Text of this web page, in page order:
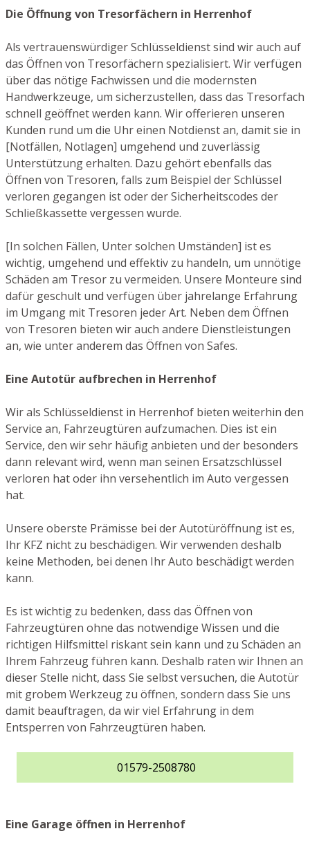
Die Öffnung von Tresorfächern in Herrenhof
Als vertrauenswürdiger Schlüsseldienst sind wir auch auf
das Öffnen von Tresorfächern spezialisiert. Wir verfügen
über das nötige Fachwissen und die modernsten
Handwerkzeuge, um sicherzustellen, dass das Tresorfach
schnell geöffnet werden kann. Wir offerieren unseren
Kunden rund um die Uhr einen Notdienst an, damit sie in
[Notfällen, Notlagen] umgehend und zuverlässig
Unterstützung erhalten. Dazu gehört ebenfalls das
Öffnen von Tresoren, falls zum Beispiel der Schlüssel
verloren gegangen ist oder der Sicherheitscodes der
Schließkassette vergessen wurde.
[In solchen Fällen, Unter solchen Umständen] ist es
wichtig, umgehend und effektiv zu handeln, um unnötige
Schäden am Tresor zu vermeiden. Unsere Monteure sind
dafür geschult und verfügen über jahrelange Erfahrung
im Umgang mit Tresoren jeder Art. Neben dem Öffnen
von Tresoren bieten wir auch andere Dienstleistungen
an, wie unter anderem das Öffnen von Safes.
Eine Autotür aufbrechen in Herrenhof
Wir als Schlüsseldienst in Herrenhof bieten weiterhin den
Service an, Fahrzeugtüren aufzumachen. Dies ist ein
Service, den wir sehr häufig anbieten und der besonders
dann relevant wird, wenn man seinen Ersatzschlüssel
verloren hat oder ihn versehentlich im Auto vergessen
hat.
Unsere oberste Prämisse bei der Autotüröffnung ist es,
Ihr KFZ nicht zu beschädigen. Wir verwenden deshalb
keine Methoden, bei denen Ihr Auto beschädigt werden
kann.
Es ist wichtig zu bedenken, dass das Öffnen von
Fahrzeugtüren ohne das notwendige Wissen und die
richtigen Hilfsmittel riskant sein kann und zu Schäden an
Ihrem Fahrzeug führen kann. Deshalb raten wir Ihnen an
dieser Stelle nicht, dass Sie selbst versuchen, die Autotür
mit grobem Werkzeug zu öffnen, sondern dass Sie uns
damit beauftragen, da wir viel Erfahrung in dem
Entsperren von Fahrzeugtüren haben.
01579-2508780
Eine Garage öffnen in Herrenhof